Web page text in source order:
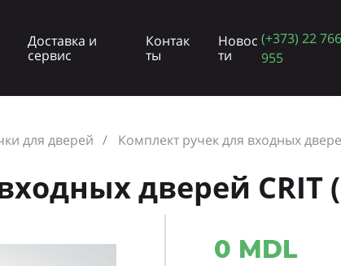
Доставка и
сервис
Контак
ты
Новос
ти
(+373) 22 766
955
для дверей Комплект ручек для входных
дверей CRIT
0 MDL